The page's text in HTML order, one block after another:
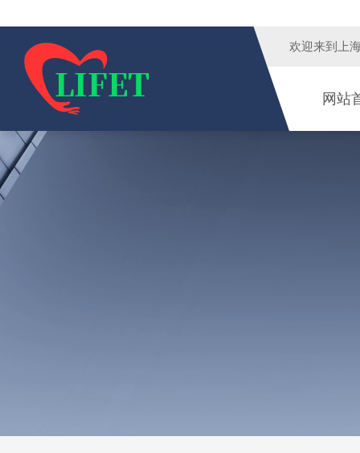
欢迎来到 上
网站